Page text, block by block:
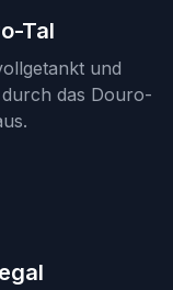
Tal
und
das Douro-